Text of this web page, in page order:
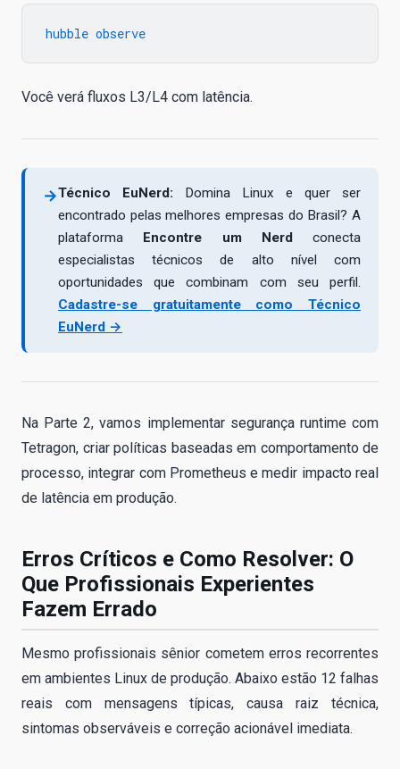
Você verá fluxos L3/L4 com latência.
→Técnico EuNerd: Domina Linux e quer ser
encontrado pelas melhores empresas do Brasil? A
plataforma Encontre um Nerdconecta
especialistas técnicos de alto nível com
oportunidades que combinam com seu perfil.
Cadastre-se gratuitamente como Técnico
EuNerd →
Na Parte 2, vamos implementar segurança runtime com
Tetragon, criar políticas baseadas em comportamento de
processo, integrar com Prometheus e medir impacto real
de latência em produção.
Erros Críticos e Como Resolver: O
Que Profissionais Experientes
Fazem Errado
Mesmo profissionais sênior cometem erros recorrentes
em ambientes Linux de produção. Abaixo estão 12 falhas
reais com mensagens típicas, causa raiz técnica,
sintomas observáveis e correção acionável imediata.